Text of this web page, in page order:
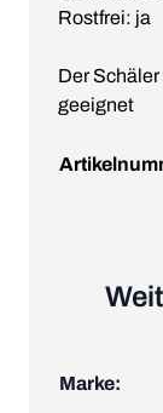
Rostfrei: ja
Der Schäler
geeignet
Marke: